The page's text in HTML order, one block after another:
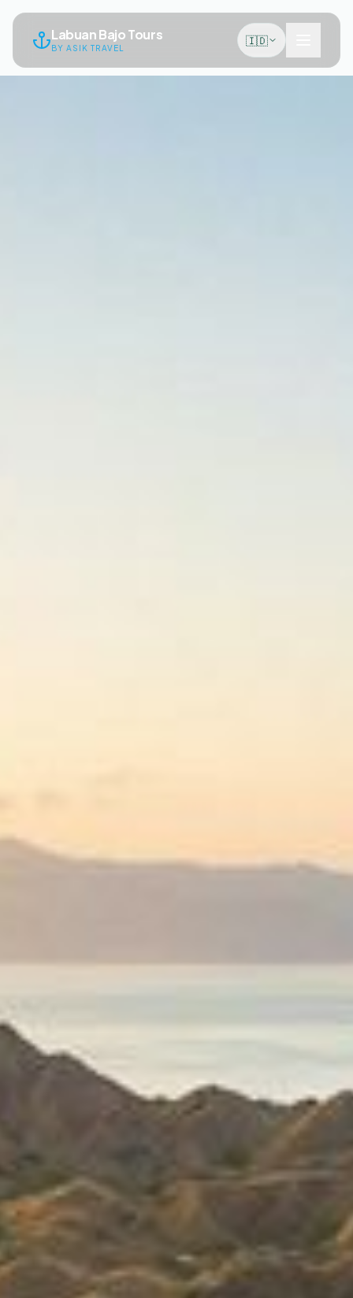
Labuan Bajo Tours
BY ASIK TRAVEL
🇮🇩